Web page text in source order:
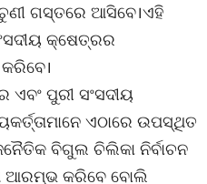
ଗସ୍ତରେ ଆସିବେ।ଏହି
କ୍ଷେତ୍ରର
ପୁରୀ ସଂସଦୀୟ
ଏଠାରେ ଉପସ୍ଥିତ
ବିଗୁଲ ଚିଲିକା ନିର୍ବାଚନ
ଆରମ୍ଭ କରିବେ ବୋଲି